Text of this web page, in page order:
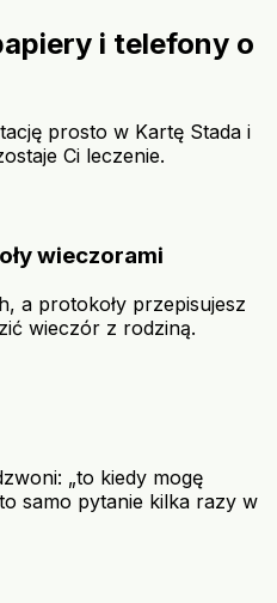
i telefony o
prosto w Kartę Stada i
Ci leczenie.
wieczorami
a protokoły przepisujesz
wieczór z rodziną.
„to kiedy mogę
samo pytanie kilka razy w